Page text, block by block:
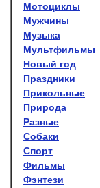
Мотоциклы
Мужчины
Музыка
Мультфильмы
Новый год
Праздники
Прикольные
Природа
Разные
Собаки
Спорт
Фильмы
Фэнтези